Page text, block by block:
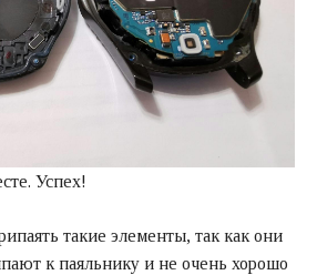
Успех!
такие элементы, так как они
к паяльнику и не очень хорошо